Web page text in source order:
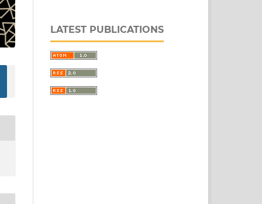
LATEST PUBLICATIONS